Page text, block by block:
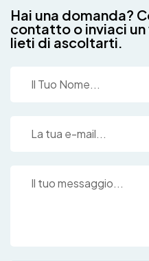
Hai una domanda?
contatto o inviaci
lieti di ascoltarti.